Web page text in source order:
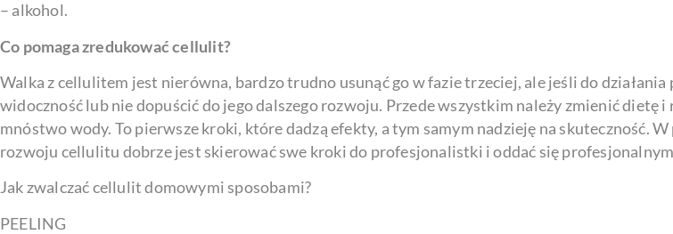
– alkohol.
Co pomaga zredukować cellulit?
Walka z cellulitem jest nierówna, bardzo trudno usunąć go w fazie trzeciej, ale jeśli do
widoczność lub nie dopuścić do jego dalszego rozwoju. Przede wszystkim należy zmienić dietę
mnóstwo wody. To pierwsze kroki, które dadzą efekty, a tym samym nadzieję na skuteczność.
rozwoju cellulitu dobrze jest skierować swe kroki do profesjonalistki i oddać się
Jak zwalczać cellulit domowymi sposobami?
PEELING